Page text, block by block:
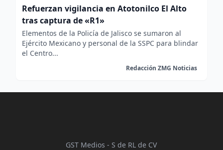
Refuerzan vigilancia en Atotonilco El Alto
tras captura de «R1»
Elementos de la Policía de Jalisco se sumaron al
Ejército Mexicano y personal de la SSPC para blindar
el Centro...
Redacción ZMG Noticias
GST Medios - S de RL de CV